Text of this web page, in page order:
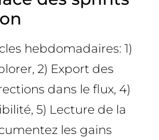
hebdomadaires: 1)
2) Export des
dans le flux, 4)
5) Lecture de la
les gains